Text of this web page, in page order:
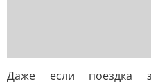
Даже если поездка